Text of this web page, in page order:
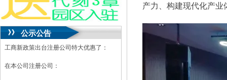
公示公告
工商新政策出台注册公司特大优惠了：
在本公司注册公司：
产力、构建现代化产业